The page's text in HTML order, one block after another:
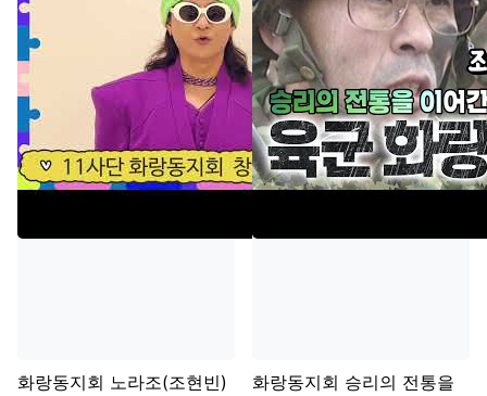
화랑동지회 노라조(조현빈)
화랑동지회 승리의 전통을